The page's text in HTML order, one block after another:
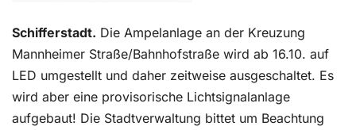
Schifferstadt. Die Ampelanlage an der Kreuzung
Mannheimer Straße/Bahnhofstraße wird ab 16.10. auf
LED umgestellt und daher zeitweise ausgeschaltet. Es
wird aber eine provisorische Lichtsignalanlage
aufgebaut! Die Stadtverwaltung bittet um Beachtung